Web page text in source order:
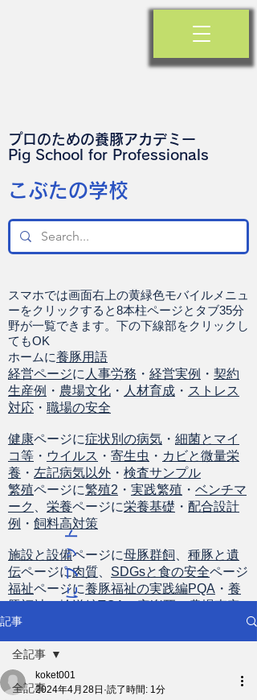
プロのための養豚アカデミー
​Pig School for Professionals
​こぶたの学校
スマホでは画面右上の黄緑色モバイルメニュ
ーをクリックすると8本柱ページとタブ35分
野が一覧できます。下の下線部をクリックし
てもOK
ホームに養豚用語
経営ページに 人事労務 ・ 経営実例 ・ 契約
生産例 ・ 農場文化 ・ 人材育成 ・ ストレス
対応 ・ 職場の安全
健康ページに症状別の病気 ・ 細菌とマイ
コ等 ・ ウイルス ・ 寄生虫 ・ カビと微量栄
養 ・ 左記病気以外 ・ 検査サンプル
繁殖ページに繁殖2 ・ 実践繁殖 ・ ベンチマ
ーク
栄養ページに栄養基礎 ・ 配合設計
例 ・ 飼料高対策
施設と設備ページに母豚群飼
種豚と遺
伝ページに肉質 SDGsと食の安全ページ
福祉ページに養豚福祉の実践編PQA ・ 養
豚福祉の輸送編TQA・安楽死・農場査定
ト
ッ
プ
に
記事
全記事
全記事
koket001
2024年4月28日 読了時間: 1分